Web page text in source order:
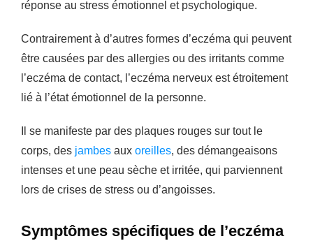
réponse au stress émotionnel et psychologique.
Contrairement à d’autres formes d’eczéma qui peuvent
être causées par des allergies ou des irritants comme
l’eczéma de contact, l’eczéma nerveux est étroitement
lié à l’état émotionnel de la personne.
Il se manifeste par des plaques rouges sur tout le
corps, des jambes aux oreilles, des démangeaisons
intenses et une peau sèche et irritée, qui parviennent
lors de crises de stress ou d’angoisses.
Symptômes spécifiques de l’eczéma